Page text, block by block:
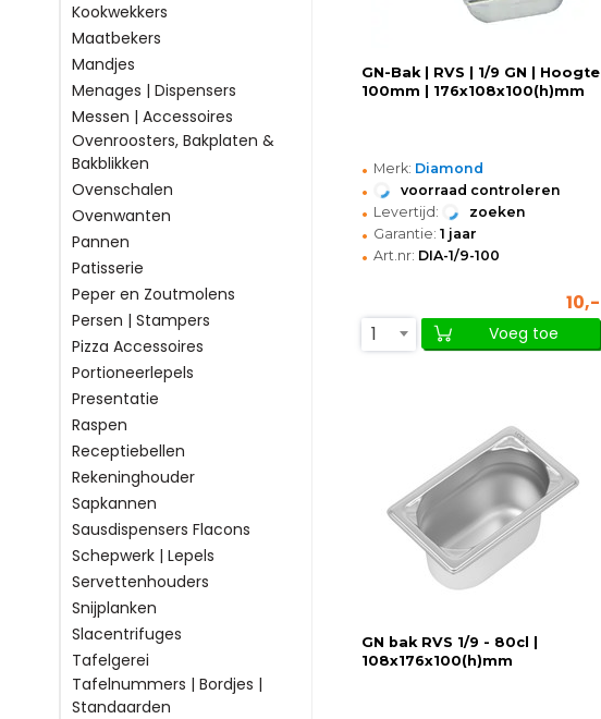
Kookwekkers
Maatbekers
Mandjes
Menages | Dispensers
Messen | Accessoires
Ovenroosters, Bakplaten &
Bakblikken
Ovenschalen
Ovenwanten
Pannen
Patisserie
Peper en Zoutmolens
Persen | Stampers
Pizza Accessoires
Portioneerlepels
Presentatie
Raspen
Receptiebellen
Rekeninghouder
Sapkannen
Sausdispensers Flacons
Schepwerk | Lepels
Servettenhouders
Snijplanken
Slacentrifuges
Tafelgerei
Tafelnummers | Bordjes |
Standaarden
GN-Bak | RVS | 1/9 GN | Hoogte
100mm | 176x108x100(h)mm
• Merk: Diamond
• voorraad controleren
• Levertijd: zoeken
• Garantie: 1 jaar
• Art.nr: DIA-1/9-100
10,-
1
Voeg toe
GN bak RVS 1/9 - 80cl |
108x176x100(h)mm